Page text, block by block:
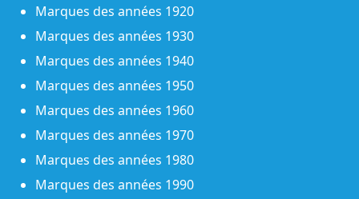
Marques des années 1920
Marques des années 1930
Marques des années 1940
Marques des années 1950
Marques des années 1960
Marques des années 1970
Marques des années 1980
Marques des années 1990